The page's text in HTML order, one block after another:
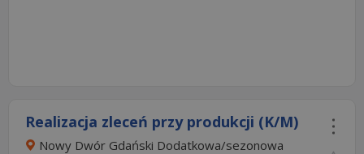
Realizacja zleceń przy produkcji (K/M)
Nowy Dwór Gdański Dodatkowa/sezonowa